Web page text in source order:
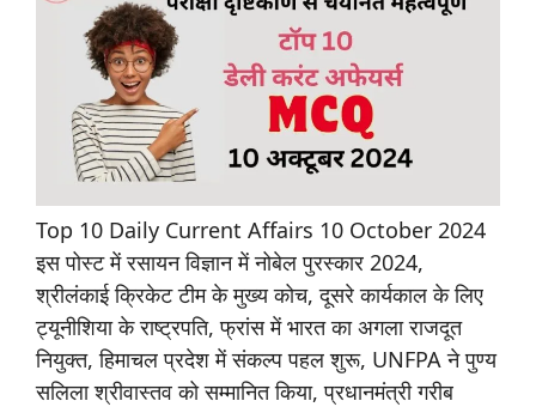
Top 10 Daily Current Affairs 10 October 2024
इस पोस्ट में रसायन विज्ञान में नोबेल पुरस्कार 2024,
श्रीलंकाई क्रिकेट टीम के मुख्य कोच, दूसरे कार्यकाल के लिए
ट्यूनीशिया के राष्ट्रपति, फ्रांस में भारत का अगला राजदूत
नियुक्त, हिमाचल प्रदेश में संकल्प पहल शुरू, UNFPA ने पुण्य
सलिला श्रीवास्तव को सम्मानित किया, प्रधानमंत्री गरीब